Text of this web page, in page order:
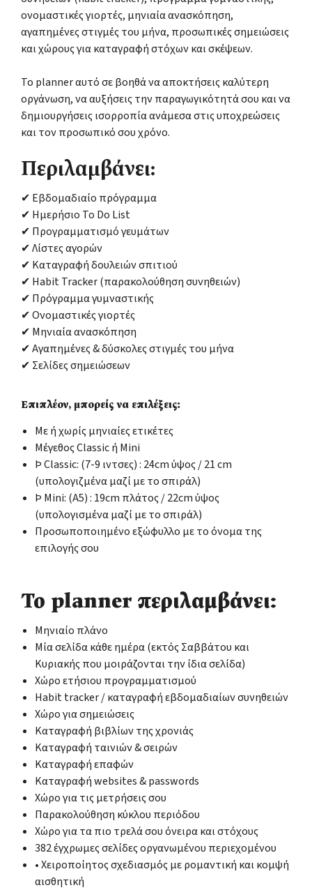
ονομαστικές γιορτές, μηνιαία ανασκόπηση,
αγαπημένες στιγμές του μήνα, προσωπικές σημειώσεις
και χώρους για καταγραφή στόχων και σκέψεων.
Το planner αυτό σε βοηθά να αποκτήσεις καλύτερη
οργάνωση, να αυξήσεις την παραγωγικότητά σου και να
δημιουργήσεις ισορροπία ανάμεσα στις υποχρεώσεις
και τον προσωπικό σου χρόνο.
Περιλαμβάνει:
✔ Εβδομαδιαίο πρόγραμμα
✔ Ημερήσιο To Do List
✔ Προγραμματισμό γευμάτων
✔ Λίστες αγορών
✔ Καταγραφή δουλειών σπιτιού
✔ Habit Tracker (παρακολούθηση συνηθειών)
✔ Πρόγραμμα γυμναστικής
✔ Ονομαστικές γιορτές
✔ Μηνιαία ανασκόπηση
✔ Αγαπημένες & δύσκολες στιγμές του μήνα
✔ Σελίδες σημειώσεων
Επιπλέον, μπορείς να επιλέξεις:
Με ή χωρίς μηνιαίες ετικέτες
Μέγεθος Classic ή Mini
Þ Classic: (7-9 ιντσες) : 24cm ύψος / 21 cm
(υπολογιζμένα μαζί με το σπιράλ)
Þ Mini: (Α5) : 19cm πλάτος / 22cm ύψος
(υπολογισμένα μαζί με το σπιράλ)
Προσωποποιημένο εξώφυλλο με το όνομα της
επιλογής σου
Το planner περιλαμβάνει:
Μηνιαίο πλάνο
Μία σελίδα κάθε ημέρα (εκτός Σαββάτου και
Κυριακής που μοιράζονται την ίδια σελίδα)
Χώρο ετήσιου προγραμματισμού
Habit tracker / καταγραφή εβδομαδιαίων συνηθειών
Χώρο για σημειώσεις
Καταγραφή βιβλίων της χρονιάς
Καταγραφή ταινιών & σειρών
Καταγραφή επαφών
Καταγραφή websites & passwords
Χώρο για τις μετρήσεις σου
Παρακολούθηση κύκλου περιόδου
Χώρο για τα πιο τρελά σου όνειρα και στόχους
382 έγχρωμες σελίδες οργανωμένου περιεχομένου
• Χειροποίητος σχεδιασμός με ρομαντική και κομψή
αισθητική